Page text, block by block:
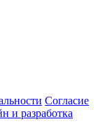
Согласие
и разработка